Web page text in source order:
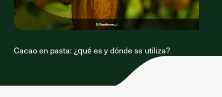
Cacao en pasta: ¿qué es y dónde se utiliza?